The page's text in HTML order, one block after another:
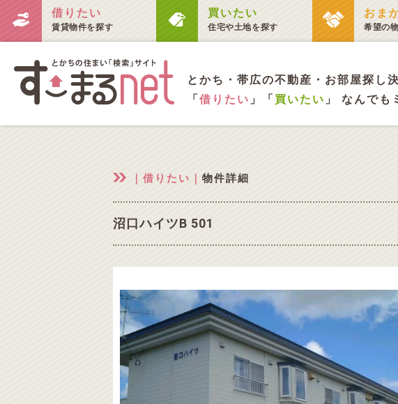
借りたい
賃貸物件を探す
買いたい
住宅や土地を探す
おま
希望の
とかち・帯広の不動産・お部屋探し
「借りたい 」「 買いたい 」 なんでも
｜借りたい｜ 物件詳細
沼口ハイツB 501